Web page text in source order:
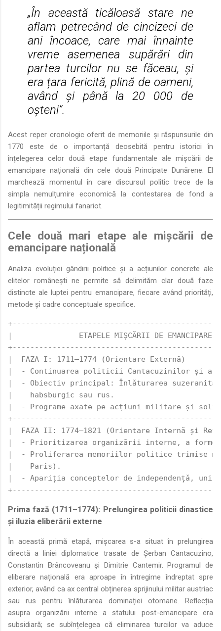
„În această ticăloasă stare ne
aflam petrecând de cincizeci de
ani încoace, care mai înnainte
vreme asemenea supărări din
partea turcilor nu se făceau, și
era țara fericită, plină de oameni,
având și până la 20 000 de
oșteni”.
Acest reper cronologic oferit de memoriile și răspunsurile din
1770 este de o importanță deosebită pentru istorici în
înțelegerea celor două etape fundamentale ale mișcării de
emancipare națională din cele două Principate Dunărene. El
marchează momentul în care discursul politic trece de la
simpla nemulțumire economică la contestarea de fond a
legitimității regimului fanariot.
Cele două mari etape ale mișcării de
emancipare națională
Analiza evoluției gândirii politice și a acțiunilor concrete ale
elitelor românești ne permite să delimităm clar două faze
distincte ale luptei pentru emancipare, fiecare având priorități,
metode și cadre conceptuale specifice.
|               ETAPELE MIȘCĂRII DE
|  FAZA I: 1711–1774 (Orientare
|  - Continuarea politicii Cantacuzinilor
|  - Obiectiv principal: Înlăturarea
|    habsburgic sau rus.
|  - Programe axate pe acțiuni militare și
|  FAZA II: 1774–1821 (Orientare Internă
|  - Prioritizarea organizării interne, a
|  - Proliferarea memoriilor politice trimise
|    Paris).
|  - Apariția conceptelor de independență,
Prima fază (1711–1774): Prelungirea politicii dinastice
și iluzia eliberării externe
În această primă etapă, mișcarea s-a situat în prelungirea
directă a liniei diplomatice trasate de Șerban Cantacuzino,
Constantin Brâncoveanu și Dimitrie Cantemir. Programul de
eliberare națională era aproape în întregime îndreptat spre
exterior, având ca ax central obținerea sprijinului militar austriac
sau rus pentru înlăturarea dominației otomane. Reflecția
asupra organizării interne a statului post-emancipare era
subsidiară; se subînțelegea că eliminarea turcilor va aduce